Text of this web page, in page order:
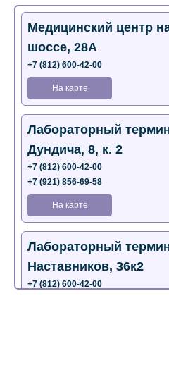
Медицинский центр
шоссе, 28А
+7 (812) 600-42-00
На карте
Лабораторный
Дундича, 8, к. 2
+7 (812) 600-42-00
+7 (921) 856-69-58
На карте
Лабораторный
Наставников, 36к2
+7 (812) 600-42-00